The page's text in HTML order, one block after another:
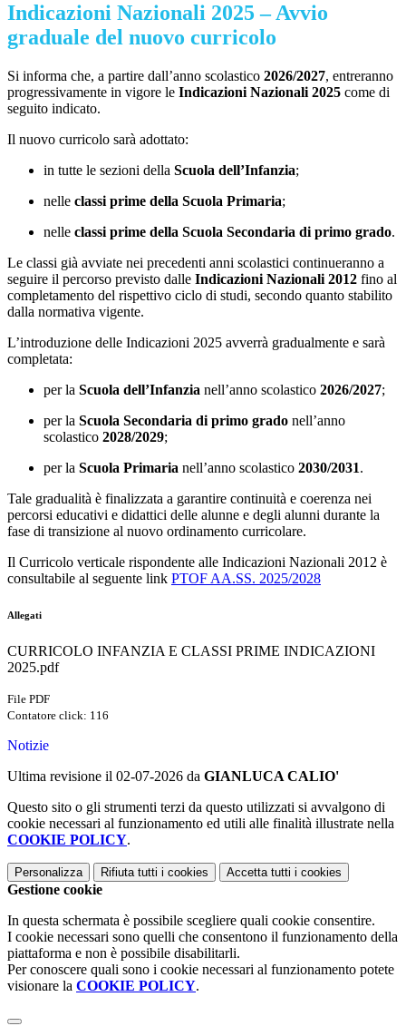
Indicazioni Nazionali 2025 – Avvio
graduale del nuovo curricolo
Si informa che, a partire dall’anno scolastico 2026/2027, entreranno
progressivamente in vigore le Indicazioni Nazionali 2025 come di
seguito indicato.
Il nuovo curricolo sarà adottato:
in tutte le sezioni della Scuola dell’Infanzia;
nelle classi prime della Scuola Primaria;
nelle classi prime della Scuola Secondaria di primo grado.
Le classi già avviate nei precedenti anni scolastici continueranno a
seguire il percorso previsto dalle Indicazioni Nazionali 2012 fino al
completamento del rispettivo ciclo di studi, secondo quanto stabilito
dalla normativa vigente.
L’introduzione delle Indicazioni 2025 avverrà gradualmente e sarà
completata:
per la Scuola dell’Infanzia nell’anno scolastico 2026/2027;
per la Scuola Secondaria di primo grado nell’anno
scolastico 2028/2029;
per la Scuola Primaria nell’anno scolastico 2030/2031.
Tale gradualità è finalizzata a garantire continuità e coerenza nei
percorsi educativi e didattici delle alunne e degli alunni durante la
fase di transizione al nuovo ordinamento curricolare.
Il Curricolo verticale rispondente alle Indicazioni Nazionali 2012 è
consultabile al seguente link PTOF AA.SS. 2025/2028
Allegati
CURRICOLO INFANZIA E CLASSI PRIME INDICAZIONI
2025.pdf
File PDF
Contatore click: 116
Notizie
Ultima revisione il 02-07-2026 da GIANLUCA CALIO'
Questo sito o gli strumenti terzi da questo utilizzati si avvalgono di
cookie necessari al funzionamento ed utili alle finalità illustrate nella
COOKIE POLICY.
Personalizza Rifiuta tutti i cookies Accetta tutti i cookies
Gestione cookie
In questa schermata è possibile scegliere quali cookie consentire.
I cookie necessari sono quelli che consentono il funzionamento della
piattaforma e non è possibile disabilitarli.
Per conoscere quali sono i cookie necessari al funzionamento potete
visionare la COOKIE POLICY.